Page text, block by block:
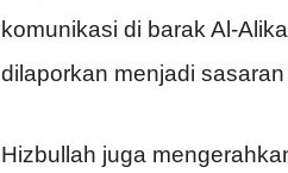
komunikasi di barak Al-
dilaporkan menjadi
Hizbullah juga